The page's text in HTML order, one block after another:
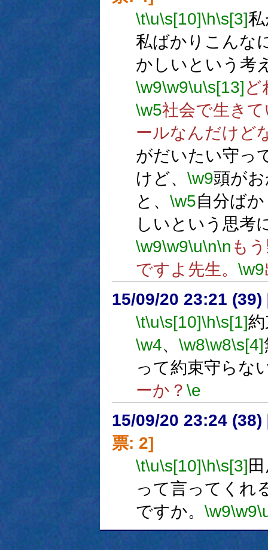
\t\u\s[10]\h\s[3]
私ばかりこんな
かしいという考
\w9\w9\u\s[13]ど
\w5社会で生き
ールなんだけど
がだいたい守っ
けど、 \w9頭が
と、 \w5自分ば
しいという思考
\w9\w9\u\n\n も
ですよ先生。 \w9
15/09/20 23:21 (39)
\t\u\s[10]\h\s[1]
\w4、 \w8\w8\s[4]
って約束守らな
ーか？ \e
15/09/20 23:24 (38)
票: 2]
\t\u\s[10]\h\s[3]
って言ってくれ
ですか。 \w9\w9